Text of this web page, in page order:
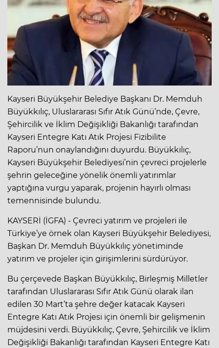
Kayseri Büyükşehir Belediye Başkanı Dr. Memduh
Büyükkılıç, Uluslararası Sıfır Atık Günü’nde, Çevre,
Şehircilik ve İklim Değişikliği Bakanlığı tarafından
Kayseri Entegre Katı Atık Projesi Fizibilite
Raporu’nun onaylandığını duyurdu. Büyükkılıç,
Kayseri Büyükşehir Belediyesi’nin çevreci projelerle
şehrin geleceğine yönelik önemli yatırımlar
yaptığına vurgu yaparak, projenin hayırlı olması
temennisinde bulundu.
KAYSERİ (İGFA) - Çevreci yatırım ve projeleri ile
Türkiye’ye örnek olan Kayseri Büyükşehir Belediyesi,
Başkan Dr. Memduh Büyükkılıç yönetiminde
yatırım ve projeler için girişimlerini sürdürüyor.
Bu çerçevede Başkan Büyükkılıç, Birleşmiş Milletler
tarafından Uluslararası Sıfır Atık Günü olarak ilan
edilen 30 Mart’ta şehre değer katacak Kayseri
Entegre Katı Atık Projesi için önemli bir gelişmenin
müjdesini verdi. Büyükkılıç, Çevre, Şehircilik ve İklim
Değişikliği Bakanlığı tarafından Kayseri Entegre Katı